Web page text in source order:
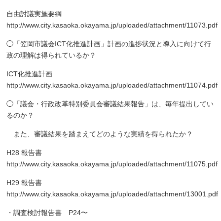
自由討議実施要綱
http://www.city.kasaoka.okayama.jp/uploaded/attachment/11073.pdf
◯「笠岡市議会ICT化推進計画」計画の進捗状況と導入に向けて行
政の理解は得られているか？
ICT化推進計画
http://www.city.kasaoka.okayama.jp/uploaded/attachment/11074.pdf
◯「議会・行政改革特別委員会審議結果報告」は、毎年提出してい
るのか？
また、審議結果を踏まえてどのような実績を得られたか？
H28報告書
http://www.city.kasaoka.okayama.jp/uploaded/attachment/11075.pdf
H29報告書
http://www.city.kasaoka.okayama.jp/uploaded/attachment/13001.pdf
・調査検討報告書 P24〜